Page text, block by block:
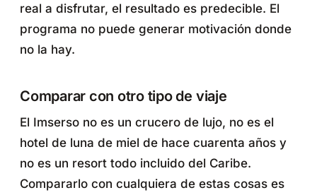
real a disfrutar, el resultado es predecible. El
programa no puede generar motivación donde
no la hay.
Comparar con otro tipo de viaje
El Imserso no es un crucero de lujo, no es el
hotel de luna de miel de hace cuarenta años y
no es un resort todo incluido del Caribe.
Compararlo con cualquiera de estas cosas es